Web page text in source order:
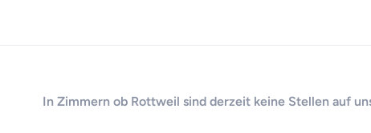
In Zimmern ob Rottweil sind derzeit keine Stellen auf